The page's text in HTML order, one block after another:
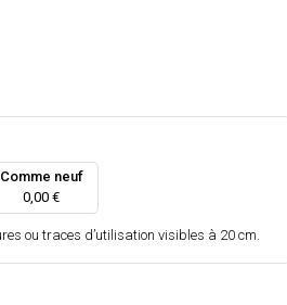
Comme neuf
0,00 €
ou traces d’utilisation visibles à 20 cm.